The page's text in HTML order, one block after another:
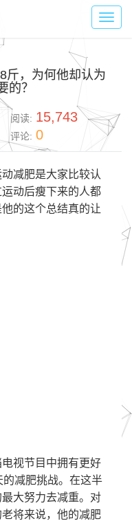
斤，为何他却认为
的？
阅读: 15,743
评论: 0
减肥是大家比较认
动后瘦下来的人都
的这个总结真的让
视节目中拥有更好
减肥挑战。在这半
大努力去减重。对
将来说，他的减肥